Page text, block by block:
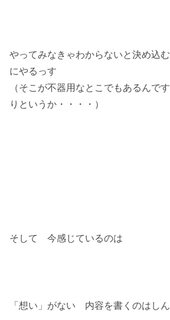
やってみなきゃわからないと決め込
にやるっす
（そこが不器用なとこでもあるんで
りというか・・・・）
そして 今感じているのは
「想い」がない 内容を書くのはしん